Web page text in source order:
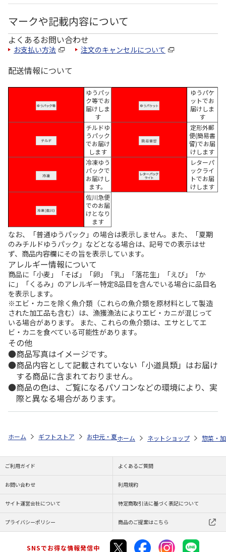
マークや記載内容について
よくあるお問い合わせ
お支払い方法 注文のキャンセルについて
配送情報について
ゆうパッ
ク等でお
届けしま
す
ゆうパケ
ットでお
届けしま
す
チルドゆ
うパック
でお届け
します
定形外郵
便(簡易書
留)でお届
けします
冷凍ゆう
パックで
お届けし
ます。
レターパ
ックライ
トでお届
けします
佐川急便
でのお届
けとなり
ます
なお、「普通ゆうパック」の場合は表示しません。また、「夏期
のみチルドゆうパック」などとなる場合は、記号での表示はせ
ず、商品内容欄にその旨を表示しています。
アレルギー情報について
商品に「小麦」「そば」「卵」「乳」「落花生」「えび」「か
に」「くるみ」のアレルギー特定8品目を含んでいる場合に品目名
を表示します。
※エビ・カニを除く魚介類（これらの魚介類を原材料として製造
された加工品も含む）は、漁獲漁法によりエビ・カニが混じって
いる場合があります。 また、これらの魚介類は、エサとしてエ
ビ・カニを食べている可能性があります。
その他
商品写真はイメージです。
商品内容として記載されていない「小道具類」はお届け
する商品に含まれておりません。
商品の色は、ご覧になるパソコンなどの環境により、実
際と異なる場合があります。
ホーム ギフトストア お中元・夏ギフト特集 2026 ゆうゆうギフト
ホーム ネットショップ 惣菜・
ご利用ガイド よくあるご質問
お問い合わせ 利用規約
サイト運営会社について 特定商取引法に基づく表記について
プライバシーポリシー 商品のご提案はこちら
SNSでお得な情報発信中